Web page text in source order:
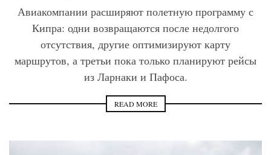
Авиакомпании расширяют полетную программу с
Кипра: одни возвращаются после недолгого
отсутствия, другие оптимизируют карту
маршрутов, а третьи пока только планируют рейсы
из Ларнаки и Пафоса.
READ MORE